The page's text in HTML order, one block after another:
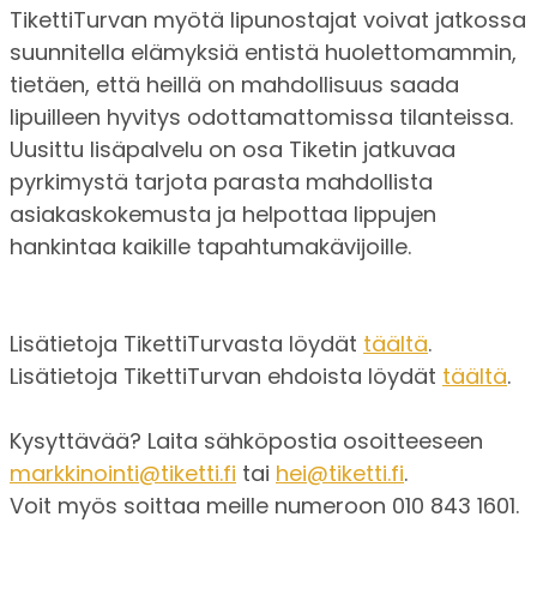
TikettiTurvan myötä lipunostajat voivat jatkossa
suunnitella elämyksiä entistä huolettomammin,
tietäen, että heillä on mahdollisuus saada
lipuilleen hyvitys odottamattomissa tilanteissa.
Uusittu lisäpalvelu on osa Tiketin jatkuvaa
pyrkimystä tarjota parasta mahdollista
asiakaskokemusta ja helpottaa lippujen
hankintaa kaikille tapahtumakävijoille.
Lisätietoja TikettiTurvasta löydät täältä.
Lisätietoja TikettiTurvan ehdoista löydät täältä.
Kysyttävää? Laita sähköpostia osoitteeseen
markkinointi@tiketti.fi tai hei@tiketti.fi.
Voit myös soittaa meille numeroon 010 843 1601.